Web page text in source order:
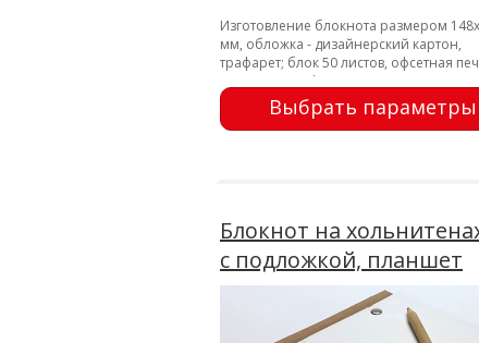
Изготовление блокнота размером
мм, обложка - дизайнерский картон,
трафарет; блок 50 листов, офсетная
заклепки; перфорация
Выбрать параметры
Блокнот на
с подложкой, планшет